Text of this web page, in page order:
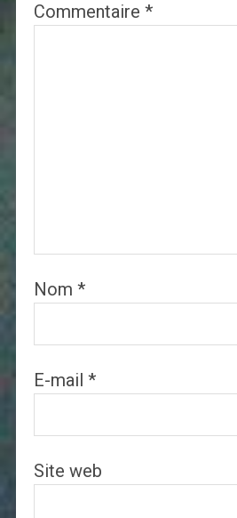
Commentaire *
Nom *
E-mail *
Site web